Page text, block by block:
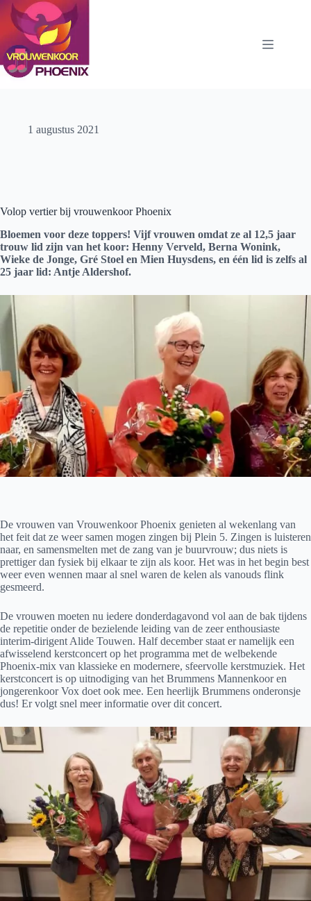
Ga
naar
inhoud
1 augustus 2021
Volop vertier bij vrouwenkoor Phoenix
Bloemen voor deze toppers! Vijf vrouwen omdat ze al 12,5 jaar
trouw lid zijn van het koor: Henny Verveld, Berna Wonink,
Wieke de Jonge, Gré Stoel en Mien Huysdens, en één lid is zelfs al
25 jaar lid: Antje Aldershof.
De vrouwen van Vrouwenkoor Phoenix genieten al wekenlang van
het feit dat ze weer samen mogen zingen bij Plein 5. Zingen is luisteren
naar, en samensmelten met de zang van je buurvrouw; dus niets is
prettiger dan fysiek bij elkaar te zijn als koor. Het was in het begin best
weer even wennen maar al snel waren de kelen als vanouds flink
gesmeerd.
De vrouwen moeten nu iedere donderdagavond vol aan de bak tijdens
de repetitie onder de bezielende leiding van de zeer enthousiaste
interim-dirigent Alide Touwen. Half december staat er namelijk een
afwisselend kerstconcert op het programma met de welbekende
Phoenix-mix van klassieke en modernere, sfeervolle kerstmuziek. Het
kerstconcert is op uitnodiging van het Brummens Mannenkoor en
jongerenkoor Vox doet ook mee. Een heerlijk Brummens onderonsje
dus! Er volgt snel meer informatie over dit concert.